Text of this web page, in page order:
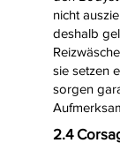
nicht
deshalb
sie setzen
sorgen
2.4